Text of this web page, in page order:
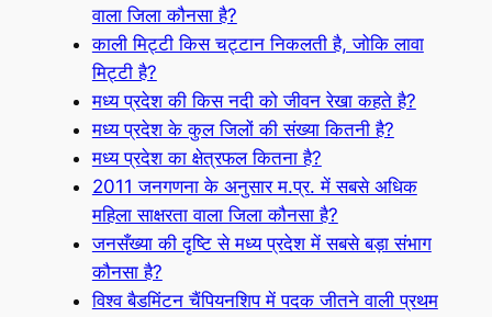
वाला जिला कौनसा है?
काली मिट्टी किस चट्टान निकलती है, जोकि लावा
मिट्टी है?
मध्य प्रदेश की किस नदी को जीवन रेखा कहते है?
मध्य प्रदेश के कुल जिलों की संख्या कितनी है?
मध्य प्रदेश का क्षेत्रफल कितना है?
2011 जनगणना के अनुसार म.प्र. में सबसे अधिक
महिला साक्षरता वाला जिला कौनसा है?
जनसँख्या की दृष्टि से मध्य प्रदेश में सबसे बड़ा संभाग
कौनसा है?
विश्व बैडमिंटन चैंपियनशिप में पदक जीतने वाली प्रथम